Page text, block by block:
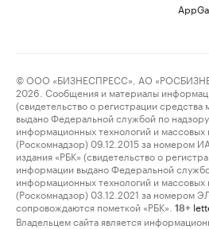
© ООО «БИЗНЕСПРЕСС», АО
2026. Сообщения и материалы
(свидетельство о регистрации
выдано Федеральной службой по
информационных технологий и массовых
(Роскомнадзор) 09.12.2015 за номером
издания «РБК» (свидетельство о
информации выдано Федеральной
информационных технологий и массовых
(Роскомнадзор) 03.12.2021 за номером
сопровождаются пометкой «РБК».
18+
Владельцем сайта является